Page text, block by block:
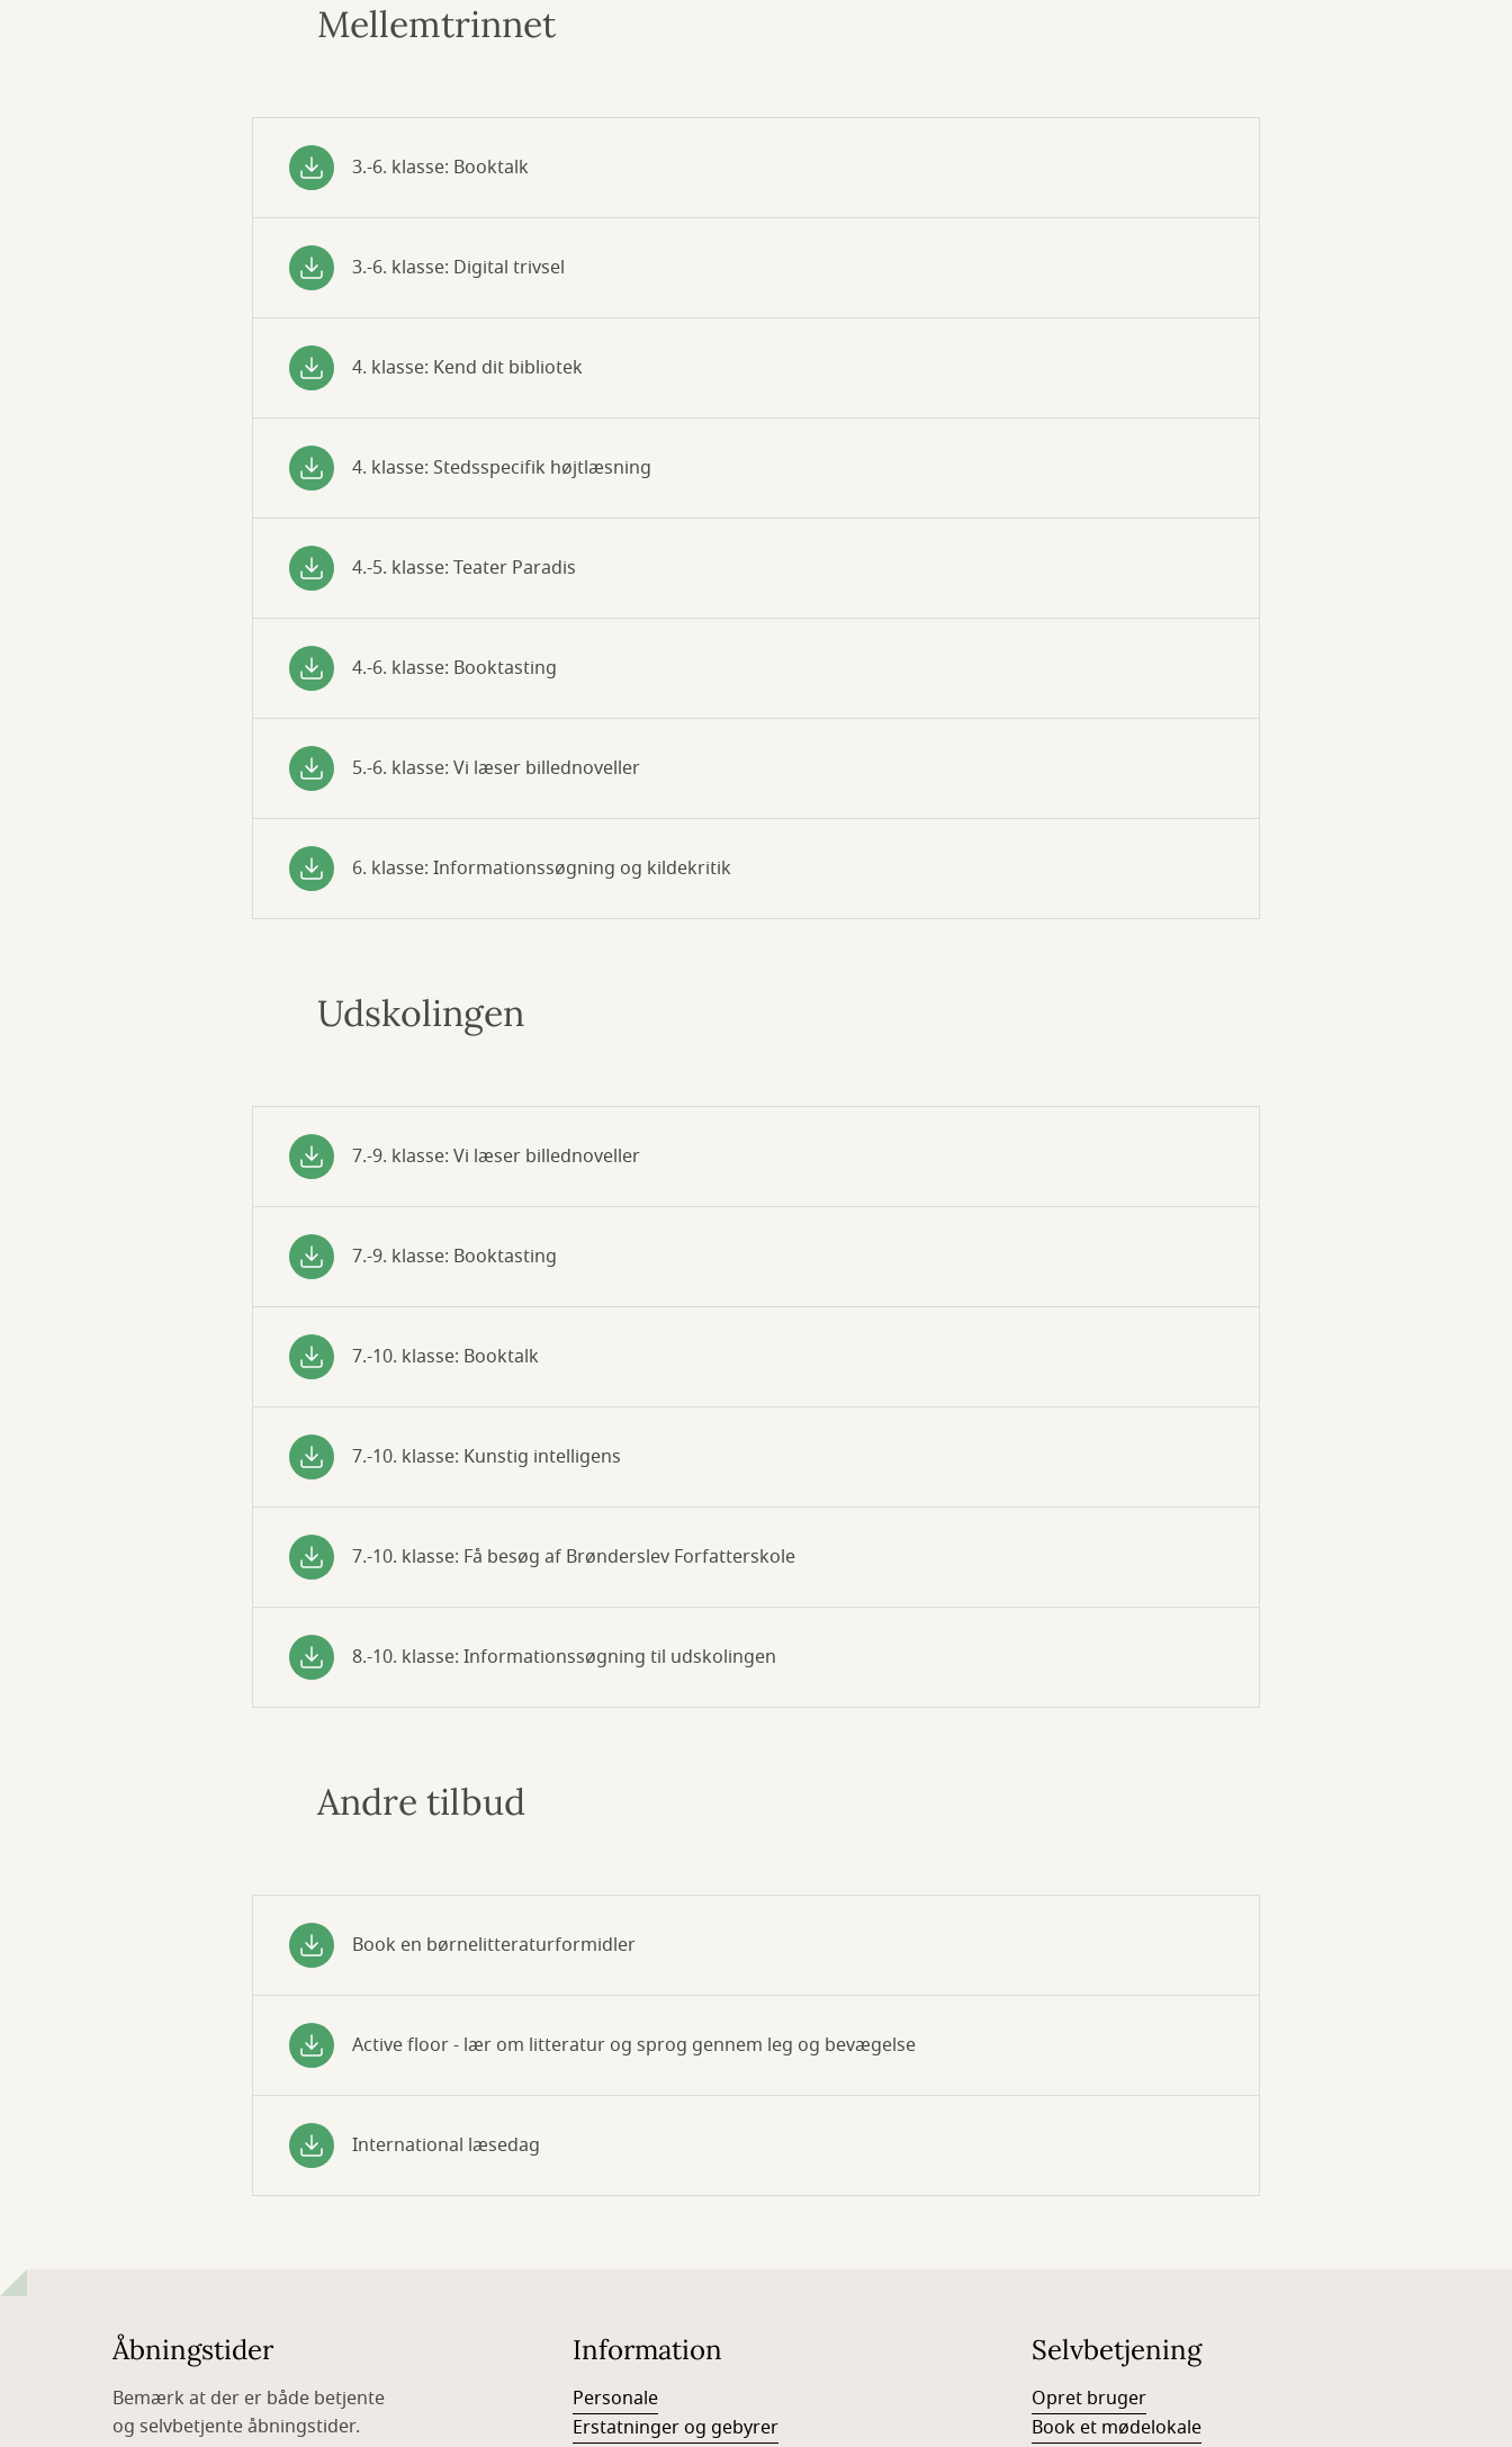
Mellemtrinnet
3.-6. klasse: Booktalk
3.-6. klasse: Digital trivsel
4. klasse: Kend dit bibliotek
4. klasse: Stedsspecifik højtlæsning
4.-5. klasse: Teater Paradis
4.-6. klasse: Booktasting
5.-6. klasse: Vi læser billednoveller
6. klasse: Informationssøgning og kildekritik
Udskolingen
7.-9. klasse: Vi læser billednoveller
7.-9. klasse: Booktasting
7.-10. klasse: Booktalk
7.-10. klasse: Kunstig intelligens
7.-10. klasse: Få besøg af Brønderslev Forfatterskole
8.-10. klasse: Informationssøgning til udskolingen
Andre tilbud
Book en børnelitteraturformidler
Active floor - lær om litteratur og sprog gennem leg og bevægelse
International læsedag
Åbningstider
Bemærk at der er både betjente
og selvbetjente åbningstider.
Information
Personale
Erstatninger og gebyrer
Selvbetjening
Opret bruger
Book et mødelokale